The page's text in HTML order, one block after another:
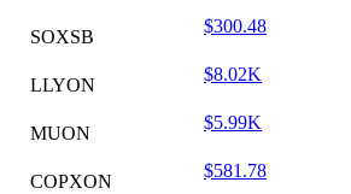
SOXSB
$300.48
LLYON
$8.02K
MUON
$5.99K
COPXON
$581.78